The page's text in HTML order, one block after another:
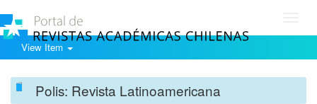
View Item
Polis: Revista Latinoamericana